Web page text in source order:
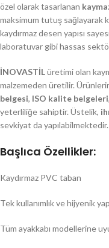
özel olarak tasarlanan
maksimum tutuş sağlayarak
kaydırmaz desen yapısı
laboratuvar gibi hassas
İNOVASTİLüretimi olan
malzemeden üretilir.
belgesi, ISO kalite belgeleri
yeterliliğe sahiptir. Üstelik,
sevkiyat da yapılabilmektedir.
Başlıca Özellikler:
Kaydırmaz PVC taban
Tek kullanımlık ve hijyenik
Tüm ayakkabı modellerine